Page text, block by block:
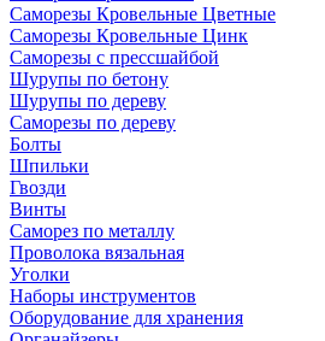
Саморезы Кровельные Цветные
Саморезы Кровельные Цинк
Саморезы с прессшайбой
Шурупы по бетону
Шурупы по дереву
Саморезы по дереву
Болты
Шпильки
Гвозди
Винты
Саморез по металлу
Проволока вязальная
Уголки
Наборы инструментов
Оборудование для хранения